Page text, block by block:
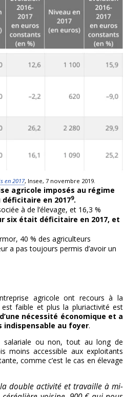
en 2017, Insee, 7 novembre 2019.
agricole imposés au régime
en 20179.
à de l’élevage, et 16,3 %
six était déficitaire en 2017, et
40 % des agriculteurs
a pas toujours permis d’avoir un
agricole ont recours à la
faible et plus la pluriactivité est
nécessité économique et a
indispensable au foyer.
salariale ou non, tout au long de
moins accessible aux exploitants
comme c’est le cas en élevage
double activité et travaille à mi-